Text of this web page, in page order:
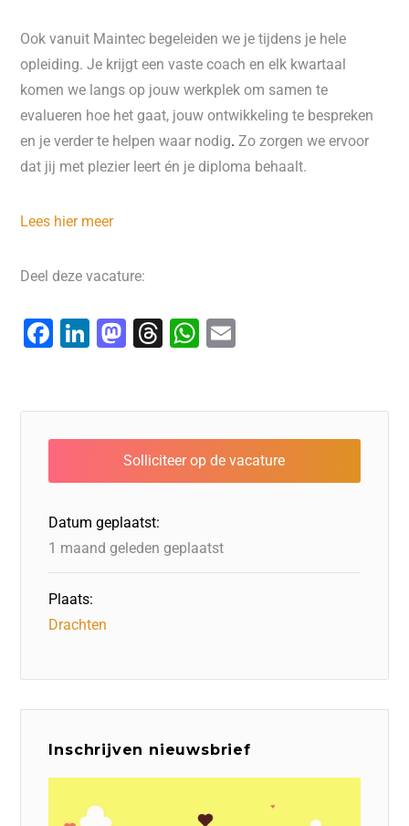
Ook vanuit Maintec begeleiden we je tijdens je hele
opleiding. Je krijgt een vaste coach en elk kwartaal
komen we langs op jouw werkplek om samen te
evalueren hoe het gaat, jouw ontwikkeling te bespreken
en je verder te helpen waar nodig. Zo zorgen we ervoor
dat jij met plezier leert én je diploma behaalt.
Lees hier meer
Deel deze vacature:
F
e
b
o
o
k
Li
e
dI
n
M
o
d
o
n
T
a
d
s
W
s
A
p
l
Datum geplaatst:
1 maand geleden geplaatst
Plaats:
Drachten
Inschrijven nieuwsbrief